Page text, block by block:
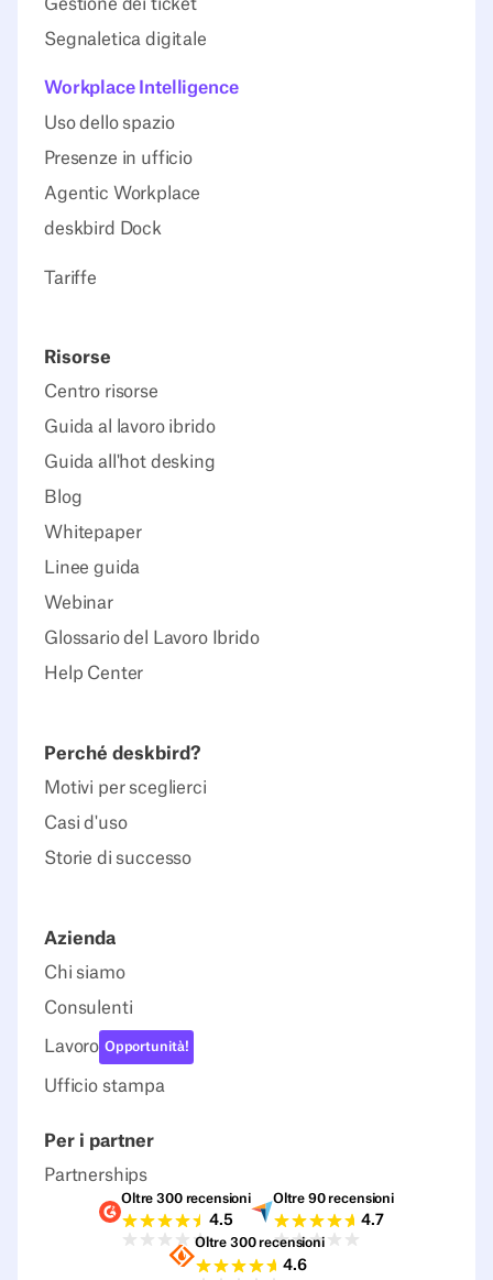
Gestione dei ticket
Segnaletica digitale
Workplace Intelligence
Uso dello spazio
Presenze in ufficio
Agentic Workplace
deskbird Dock
Tariffe
Risorse
Centro risorse
Guida al lavoro ibrido
Guida all'hot desking
Blog
Whitepaper
Linee guida
Webinar
Glossario del Lavoro Ibrido
Help Center
Perché deskbird?
Motivi per sceglierci
Casi d'uso
Storie di successo
Azienda
Chi siamo
Consulenti
Lavoro Opportunità!
Ufficio stampa
Per i partner
Partnerships
Valutazioni G2
Oltre 300 recensioni
4.5
Valutazioni Capterra
Oltre 90 recensioni
4.7
Valutazioni Sourceforge
Oltre 300 recensioni
4.6